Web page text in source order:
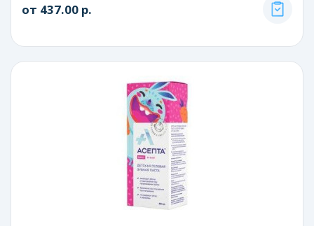
от 437.00 р.